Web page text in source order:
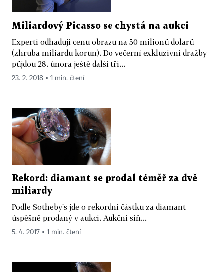
Miliardový Picasso se chystá na aukci
Experti odhadují cenu obrazu na 50 milionů dolarů
(zhruba mi­liardu korun). Do večerní exkluzivní dražby
půjdou 28. února ještě další tři...
23. 2. 2018 ▪ 1 min. čtení
Rekord: diamant se prodal téměř za dvě
miliardy
Podle Sotheby's jde o rekordní částku za diamant
úspěšně prodaný v aukci. Aukční síň...
5. 4. 2017 ▪ 1 min. čtení